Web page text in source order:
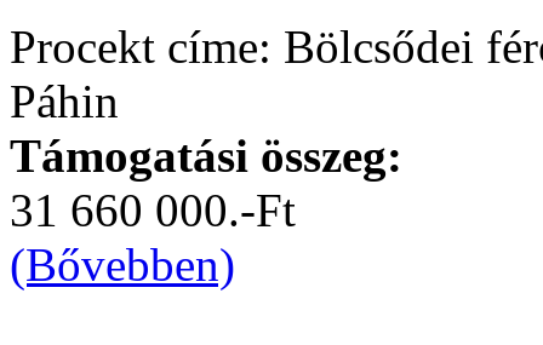
Procekt címe: Bölcsődei
Páhin
Támogatási összeg:
31 660 000.-Ft
(Bővebben)